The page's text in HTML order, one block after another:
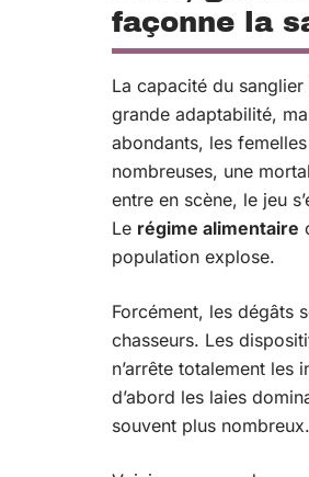
façonne la
La capacité du
grande adaptabilité,
abondants, les
nombreuses, une
entre en scène, le jeu
Le régime alimentaire
population explose.
Forcément, les dégâts
chasseurs. Les
n’arrête totalement
d’abord les laies
souvent plus nombreux.